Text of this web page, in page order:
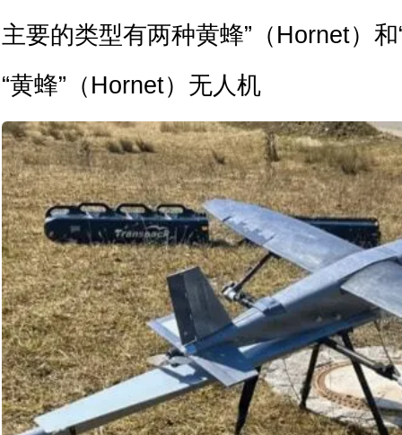
主要的类型有两种黄蜂”（Hornet）
“黄蜂”（Hornet）无人机